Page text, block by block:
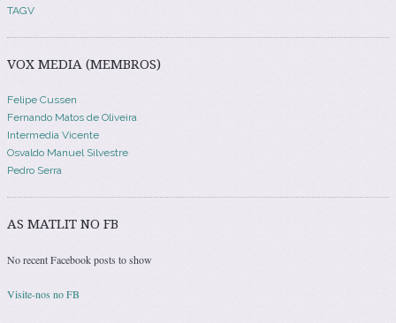
TAGV
VOX MEDIA (MEMBROS)
Felipe Cussen
Fernando Matos de Oliveira
Intermedia Vicente
Osvaldo Manuel Silvestre
Pedro Serra
AS MATLIT NO FB
No recent Facebook posts to show
Visite-nos no FB